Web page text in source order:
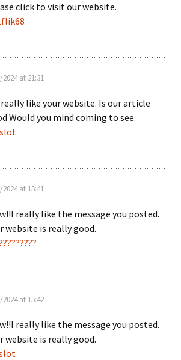
click to visit our website.
2024 at 21:31
really like your website. Is our article
Would you mind coming to see.
2024 at 15:41
really like the message you posted.
website is really good.
2024 at 15:42
really like the message you posted.
website is really good.